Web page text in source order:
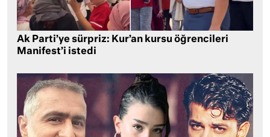
Ak Parti’ye sürpriz: Kur’an kursu öğrencileri
Manifest’i istedi